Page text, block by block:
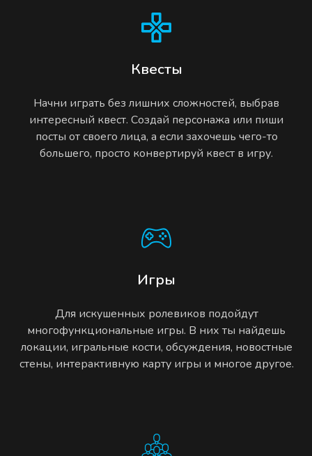
Квесты
Начни играть без лишних сложностей, выбрав
интересный квест. Создай персонажа или пиши
посты от своего лица, а если захочешь чего-то
большего, просто конвертируй квест в игру.
Игры
Для искушенных ролевиков подойдут
многофункциональные игры. В них ты найдешь
локации, игральные кости, обсуждения, новостные
стены, интерактивную карту игры и многое другое.